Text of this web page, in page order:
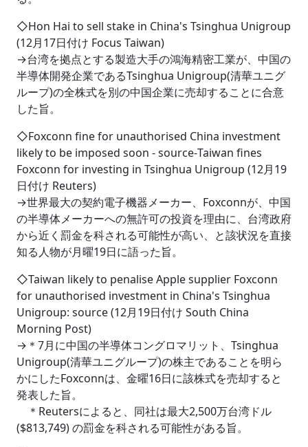
◇Hon Hai to sell stake in China's Tsinghua Unigroup
(12月17日付け Focus Taiwan)
→台湾を拠点とする製造大手の鴻海精密工業が、中国の
半導体開発企業であるTsinghua Unigroup(清華ユニグ
ループ)の全株式を別の中国企業に売却することに合意
した旨。
◇Foxconn fine for unauthorised China investment
likely to be imposed soon - source‐Taiwan fines
Foxconn for investing in Tsinghua Unigroup (12月19
日付け Reuters)
→世界最大の契約電子機器メーカー、Foxconnが、中国
の半導体メーカーへの無許可の投資を理由に、台湾政府
から近く罰金を科される可能性が高い、と該状況を直接
知る人物が月曜19日に語った旨。
◇Taiwan likely to penalise Apple supplier Foxconn
for unauthorised investment in China's Tsinghua
Unigroup: source (12月19日付け South China
Morning Post)
→＊7月に中国の半導体コングロマリット、Tsinghua
Unigroup(清華ユニグループ)の株主であることを明ら
かにしたFoxconnは、金曜16日に該株式を売却すると
発表した旨。
＊Reutersによると、同社は最大2,500万台湾ドル
($813,749) の罰金を科される可能性がある旨。